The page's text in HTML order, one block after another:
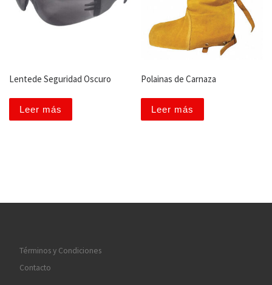
Lentede Seguridad Oscuro
Leer más
Polainas de Carnaza
Leer más
Términos y Condiciones
Contacto